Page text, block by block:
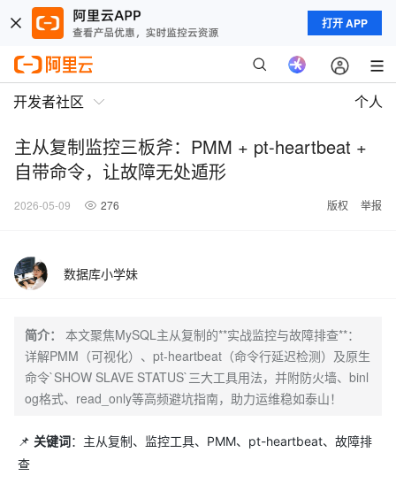
打开 APP
开发者社区 个人
主从复制监控三板斧：PMM + pt-heartbeat +
自带命令，让故障无处遁形
2026-05-09 276 版权 举报
数据库小学妹
简介：
本文聚焦MySQL主从复制的**实战监控与故障排查**：
详解PMM（可视化）、pt-heartbeat（命令行延迟检测）及原生
命令`SHOW SLAVE STATUS`三大工具用法，并附防火墙、binl
og格式、read_only等高频避坑指南，助力运维稳如泰山！
📌 ​ 关键词​：主从复制、监控工具、PMM、pt-heartbeat、故障排
查